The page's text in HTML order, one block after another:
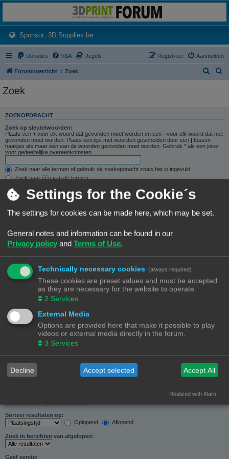
Het 3D print forum van de Benelux na de sluiting van 3dprintforum.nl
Sponsor: 3D Supplies.be(Opens a new tab)
Donaties V&A Regels Aanmelden
Registreer
Forumoverzicht Zoek
Zoek
ZOEKOPDRACHT
Zoek op sleutelwoorden:
Plaats een + voor elk woord dat gevonden moet worden en een - voor elk woord dat niet
gevonden moet worden. Plaats een lijst met woorden gescheiden door een
tussen
haakjes als maar één van de woorden gevonden moet worden. Gebruik * als een joker
voor gedeeltelijke overeenkomsten.
Zoek naar alle termen of gebruik de zoekopdracht zoals het is ingevuld
Zoek naar één van de termen
Zoek naar auteur:
Gebruik * als een joker voor gedeeltelijke overeenkomsten.
Zoeken in forums:
Selecteer het forum of de forums die je wil doorzoeken. Subforums worden automatisch
doorzocht als je “Doorzoek subforums“ hieronder niet uitschakelt.
Doorzoek subforums:
Nee
Alleen berichtonderwerpen en tekst
Alleen tekst
Alleen onderwerptitels
Alleen eerste bericht van onderwerp
Sorteer resultaten op:
Oplopend
Aflopend
Zoek in berichten van afgelopen:
Geef eerste:
Settings for the Cookie´s
The settings for cookies can be made here, which may be set.
General notes and information can be found in our
Privacy policy and Terms of Use.
Technically necessary cookies (always required)
These cookies are preset values and must be accepted
as they are necessary for the website to operate.
2 Services
External Media
Options are provided here that make it possible to play
videos or external media directly in the forum.
3 Services
Decline Accept selected Accept All
Realized with Klaro!